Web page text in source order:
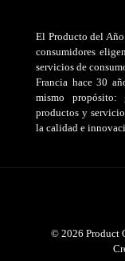
El Producto del
consumidores
servicios de
Francia hace 30
mismo
productos y
la calidad e
© 2026 Product